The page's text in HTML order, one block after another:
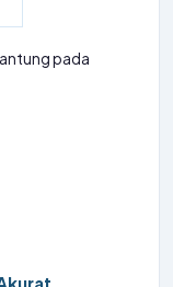
pada